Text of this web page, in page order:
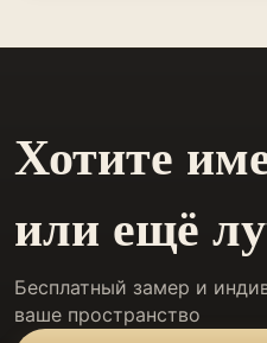
Хотите
или ещё
Бесплатный замер и
ваше пространство